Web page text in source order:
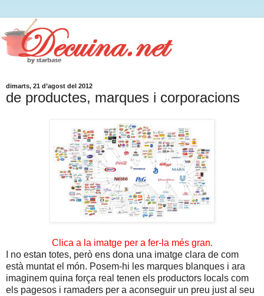
dimarts, 21 d’agost del 2012
de productes, marques i corporacions
Clica a la imatge per a fer-la més gran.
I no estan totes, però ens dona una imatge clara de com
està muntat el món. Posem-hi les marques blanques i ara
imaginem quina força real tenen els productors locals com
els pagesos i ramaders per a aconseguir un preu just al seu